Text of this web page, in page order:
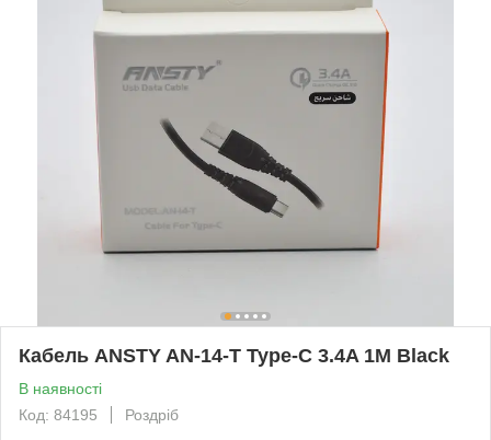
Кабель ANSTY AN-14-T Type-C 3.4A 1M Black
В наявності
Код: 84195
Роздріб